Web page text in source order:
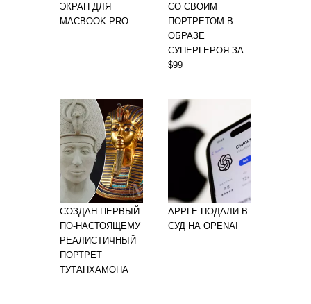
ЭКРАН ДЛЯ
MACBOOK PRO
СО СВОИМ
ПОРТРЕТОМ В
ОБРАЗЕ
СУПЕРГЕРОЯ ЗА
$99
СОЗДАН ПЕРВЫЙ
ПО-НАСТОЯЩЕМУ
РЕАЛИСТИЧНЫЙ
ПОРТРЕТ
ТУТАНХАМОНА
APPLE ПОДАЛИ В
СУД НА OPENAI